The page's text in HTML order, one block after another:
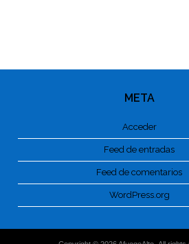
META
Acceder
Feed de entradas
Feed de comentarios
WordPress.org